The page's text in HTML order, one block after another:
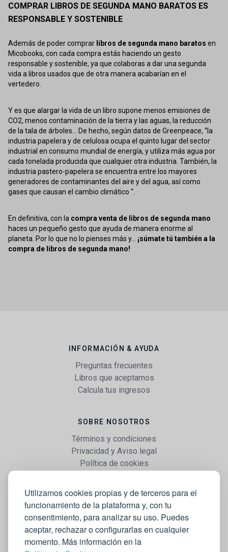
Utilizamos cookies propias y de terceros para el
funcionamiento de la plataforma y, con tu
consentimiento, para analizar su uso. Puedes
aceptar, rechazar o configurarlas en cualquier
momento. Más información en la
COMPRAR LIBROS DE SEGUNDA MANO BARATOS ES
RESPONSABLE Y SOSTENIBLE
Además de poder comprar libros de segunda mano baratos en
Micobooks, con cada compra estás haciendo un gesto
responsable y sostenible, ya que colaboras a dar una segunda
vida a libros usados que de otra manera acabarían en el
vertedero.
Y es que alargar la vida de un libro supone menos emisiones de
CO2, menos contaminación de la tierra y las aguas, la reducción
de la tala de árboles... De hecho, según datos de Greenpeace, “la
industria papelera y de celulosa ocupa el quinto lugar del sector
industrial en consumo mundial de energía, y utiliza más agua por
cada tonelada producida que cualquier otra industria. También, la
industria pastero-papelera se encuentra entre los mayores
generadores de contaminantes del aire y del agua, así como
gases que causan el cambio climático “.
En definitiva, con la compra venta de libros de segunda mano
haces un pequeño gesto que ayuda de manera enorme al
planeta. Por lo que no lo pienses más y... ¡súmate tú también a la
compra de libros de segunda mano!
INFORMACIÓN & AYUDA
Preguntas frecuentes
Libros que aceptamos
Calcula tus ingresos
SOBRE NOSOTROS
Términos y condiciones
Privacidad y Aviso legal
Política de cookies
WEB
Vender libros
Mi cuenta
Comprar libros